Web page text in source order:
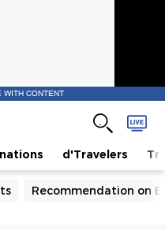
CONTENT
d'Travelers
Recommendation on